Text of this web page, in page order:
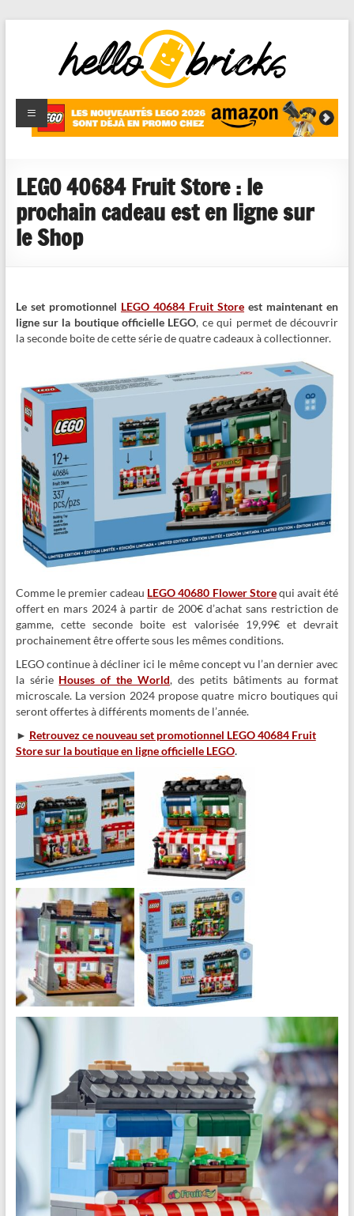
HelloBricks
Blog LEGO,
nouveaut�s
reviews
LEGO 40684 Fruit Store : le
prochain cadeau est en ligne sur
le Shop
Le set promotionnel LEGO 40684 Fruit Store est maintenant en
ligne sur la boutique officielle LEGO, ce qui permet de découvrir
la seconde boite de cette série de quatre cadeaux à collectionner.
Comme le premier cadeau LEGO 40680 Flower Storequi avait été
offert en mars 2024 à partir de 200€ d’achat sans restriction de
gamme, cette seconde boite est valorisée 19,99€ et devrait
prochainement être offerte sous les mêmes conditions.
LEGO continue à décliner ici le même concept vu l’an dernier avec
la série Houses of the World, des petits bâtiments au format
microscale. La version 2024 propose quatre micro boutiques qui
seront offertes à différents moments de l’année.
► Retrouvez ce nouveau set promotionnel LEGO 40684 Fruit
Store sur la boutique en ligne officielle LEGO.